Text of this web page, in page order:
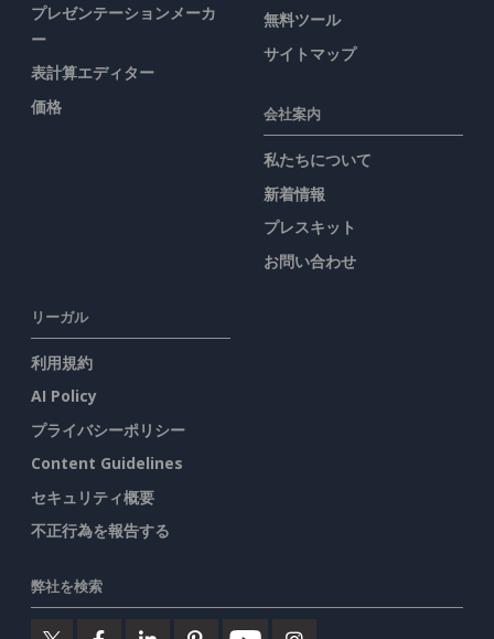
プレゼンテーションメーカ
ー
表計算エディター
価格
無料ツール
サイトマップ
会社案内
私たちについて
新着情報
プレスキット
お問い合わせ
リーガル
利用規約
AI Policy
プライバシーポリシー
Content Guidelines
セキュリティ概要
不正行為を報告する
弊社を検索